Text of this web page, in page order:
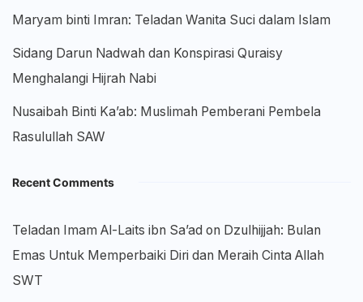
Maryam binti Imran: Teladan Wanita Suci dalam Islam
Sidang Darun Nadwah dan Konspirasi Quraisy
Menghalangi Hijrah Nabi
Nusaibah Binti Ka’ab: Muslimah Pemberani Pembela
Rasulullah SAW
Recent Comments
Teladan Imam Al-Laits ibn Sa’ad on Dzulhijjah: Bulan
Emas Untuk Memperbaiki Diri dan Meraih Cinta Allah
SWT